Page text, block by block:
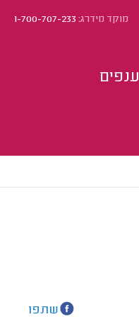
מוקד מידרג:1-700-707-233
ענפים
שתפו